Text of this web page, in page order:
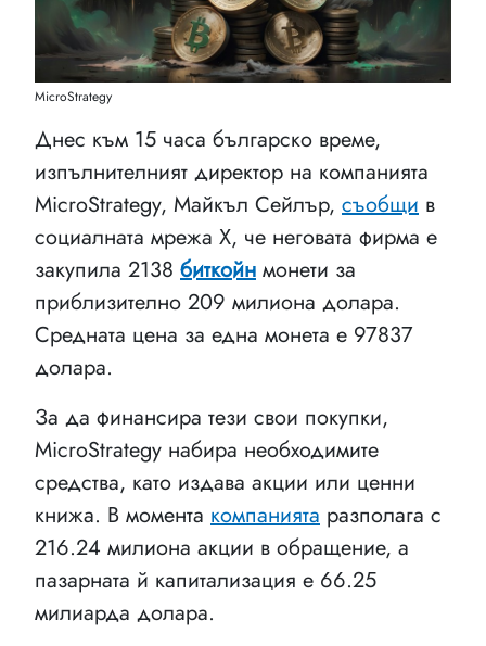
MicroStrategy
Днес към 15 часа българско време,
изпълнителният директор на компанията
MicroStrategy, Майкъл Сейлър, съобщи в
социалната мрежа Х, че неговата фирма е
закупила 2138 биткойн монети за
приблизително 209 милиона долара.
Средната цена за една монета е 97837
долара.
За да финансира тези свои покупки,
MicroStrategy набира необходимите
средства, като издава акции или ценни
книжа. В момента компанията разполага с
216.24 милиона акции в обращение, а
пазарната й капитализация е 66.25
милиарда долара.